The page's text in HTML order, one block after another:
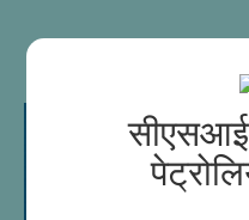
Laboratory